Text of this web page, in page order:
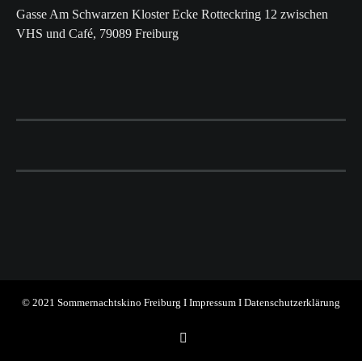
Gasse Am Schwarzen Kloster Ecke Rotteckring 12 zwischen
VHS und Café, 79089 Freiburg
© 2021 Sommernachtskino Freiburg I Impressum I Datenschutzerklärung